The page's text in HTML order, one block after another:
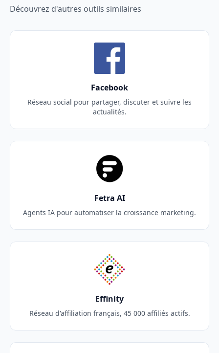
Découvrez d'autres outils similaires
Facebook
Réseau social pour partager, discuter et suivre les
actualités.
Fetra AI
Agents IA pour automatiser la croissance marketing.
Effinity
Réseau d'affiliation français, 45 000 affiliés actifs.